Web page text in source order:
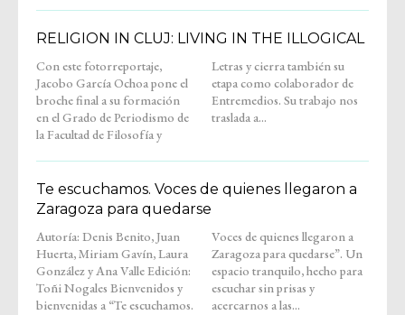
RELIGION IN CLUJ: LIVING IN THE ILLOGICAL
Con este fotorreportaje,
Jacobo García Ochoa pone el
broche final a su formación
en el Grado de Periodismo de
la Facultad de Filosofía y
Letras y cierra también su
etapa como colaborador de
Entremedios. Su trabajo nos
traslada a...
Te escuchamos. Voces de quienes llegaron a
Zaragoza para quedarse
Autoría: Denis Benito, Juan
Huerta, Miriam Gavín, Laura
González y Ana Valle Edición:
Toñi Nogales Bienvenidos y
bienvenidas a “Te escuchamos.
Voces de quienes llegaron a
Zaragoza para quedarse”. Un
espacio tranquilo, hecho para
escuchar sin prisas y
acercarnos a las...